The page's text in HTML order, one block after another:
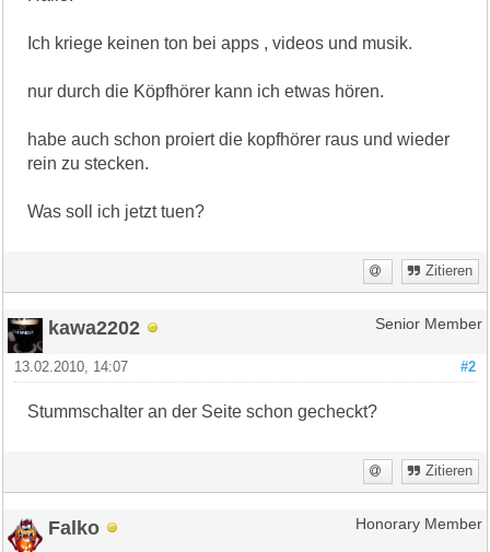
Ich kriege keinen ton bei apps , videos und musik.
nur durch die Köpfhörer kann ich etwas hören.
habe auch schon proiert die kopfhörer raus und wieder
rein zu stecken.
Was soll ich jetzt tuen?
Zitieren
kawa2202 Senior Member
#2
13.02.2010, 14:07
Stummschalter an der Seite schon gecheckt?
Zitieren
Falko Honorary Member